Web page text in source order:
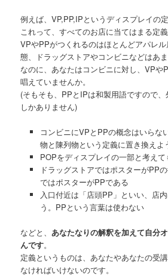
例えば、VP,PP,IPというディスプレイの
これって、すべてのお店に当てはまる定義
VPやPPがつくれるのはほとんどアパレ
態、ドラッグストアやコンビニなどはあ
なのに、あなたはコンビニに対し、VPや
唱えていませんか。
(そもそも、PPとIPは和製用語ですので
しかありません)
コンビニにVPとPPの概念はいらな
物と陳列物という定義に置き換えよ
POPをディスプレイの一部と考え
ドラッグストアではポスターがPP
ではポスターがPPである
入口付近は「店頭PP」といい、店
う。PPという言葉は使わない
などと、あなたなりの解釈を加えて自分
んです。
定義というものは、あなたやあなたの受
なければいけないのです。